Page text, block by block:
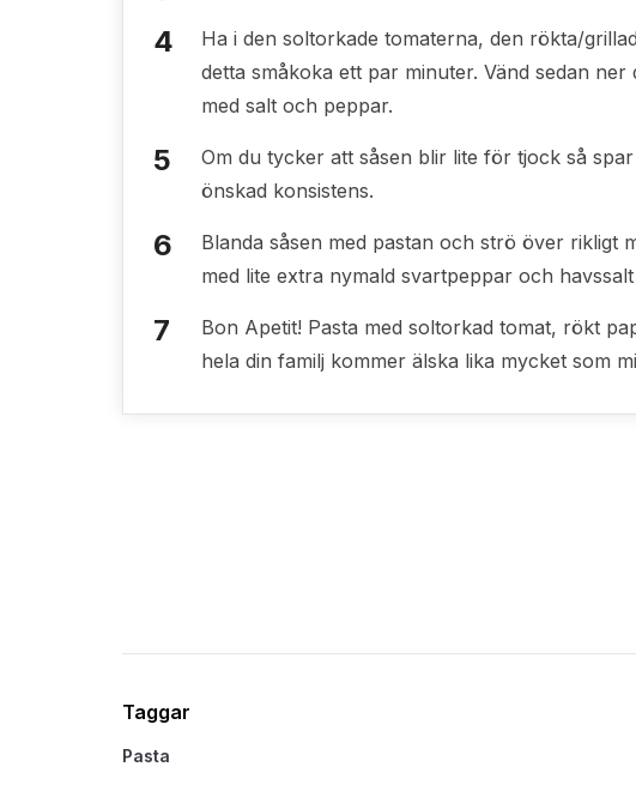
Ha i den soltorkade tomaterna, den rökta/
detta småkoka ett par minuter. Vänd sedan
med salt och peppar.
Om du tycker att såsen blir lite för tjock så
önskad konsistens.
Blanda såsen med pastan och strö över rikligt
med lite extra nymald svartpeppar och
Bon Apetit! Pasta med soltorkad tomat, rökt
hela din familj kommer älska lika mycket som
Taggar
Pasta